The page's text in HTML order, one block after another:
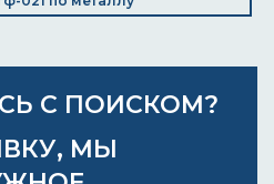
С ПОИСКОМ?
МЫ